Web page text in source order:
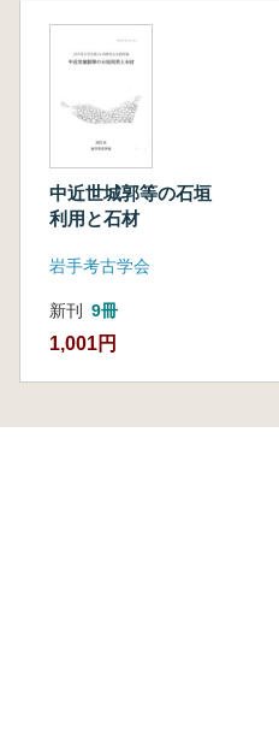
中近世城郭等の石垣
利用と石材
岩手考古学会
新刊 9冊
1,001円